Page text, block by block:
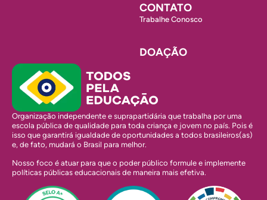
CONTATO
Trabalhe Conosco
DOAÇÃO
Organização independente e suprapartidária que trabalha por uma
escola pública de qualidade para toda criança e jovem no país. Pois é
isso que garantirá igualdade de oportunidades a todos brasileiros(as)
e, de fato, mudará o Brasil para melhor.
Nosso foco é atuar para que o poder público formule e implemente
políticas públicas educacionais de maneira mais efetiva.